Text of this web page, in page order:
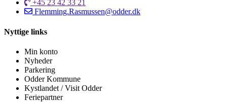
+45 23 42 33 21
Flemming.Rasmussen@odder.dk
Nyttige links
Min konto
Nyheder
Parkering
Odder Kommune
Kystlandet / Visit Odder
Feriepartner